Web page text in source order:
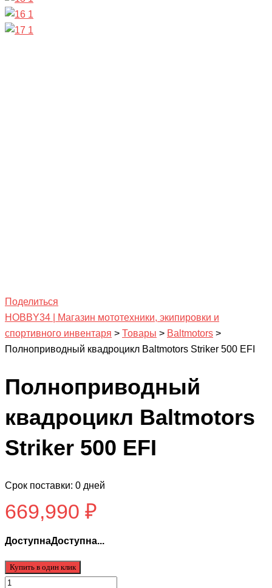
Поделиться
HOBBY34 | Магазин мототехники, экипировки и
спортивного инвентаря > Товары > Baltmotors >
Полноприводный квадроцикл Baltmotors Striker 500 EFI
Полноприводный
квадроцикл Baltmotors
Striker 500 EFI
Срок поставки: 0 дней
669,990 ₽
ДоступнаДоступна...
Купить в один клик
Количество